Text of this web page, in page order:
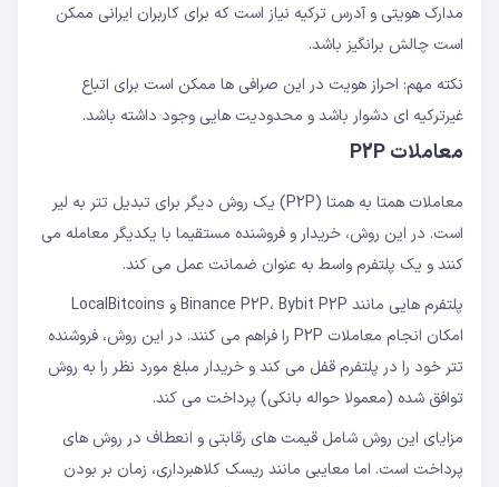
مدارک هویتی و آدرس ترکیه نیاز است که برای کاربران ایرانی ممکن
است چالش برانگیز باشد.
نکته مهم: احراز هویت در این صرافی ها ممکن است برای اتباع
غیرترکیه ای دشوار باشد و محدودیت هایی وجود داشته باشد.
معاملات P2P
معاملات همتا به همتا (P2P) یک روش دیگر برای تبدیل تتر به لیر
است. در این روش، خریدار و فروشنده مستقیما با یکدیگر معامله می
کنند و یک پلتفرم واسط به عنوان ضمانت عمل می کند.
پلتفرم هایی مانند Binance P2P، Bybit P2P و LocalBitcoins
امکان انجام معاملات P2P را فراهم می کنند. در این روش، فروشنده
تتر خود را در پلتفرم قفل می کند و خریدار مبلغ مورد نظر را به روش
توافق شده (معمولا حواله بانکی) پرداخت می کند.
مزایای این روش شامل قیمت های رقابتی و انعطاف در روش های
پرداخت است. اما معایبی مانند ریسک کلاهبرداری، زمان بر بودن